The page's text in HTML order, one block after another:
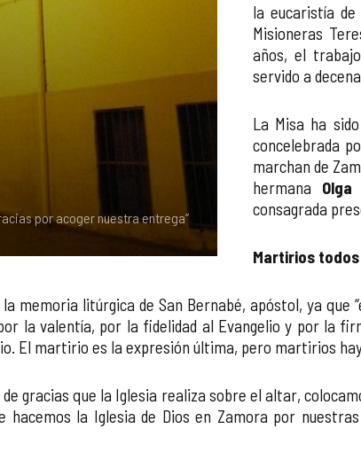
por acoger nuestra entrega”
la eucaristía de
Misioneras
años, el
servido a
La Misa ha
concelebrada
marchan de
hermana Olga
consagrada
Martirios
memoria litúrgica de San Bernabé, apóstol, ya
la valentía, por la fidelidad al Evangelio y por la
El martirio es la expresión última, pero martirios hay
gracias que la Iglesia realiza sobre el altar,
la Iglesia de Dios en Zamora por